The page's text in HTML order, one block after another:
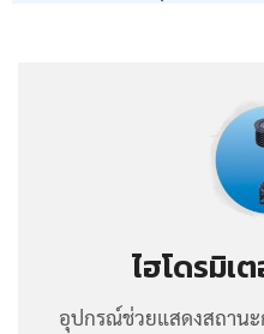
ไฮโดรมิเ
อุปกรณ์ช่วยแสดงสถานะ